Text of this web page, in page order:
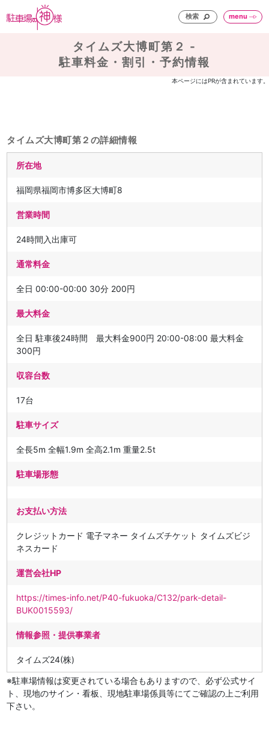
検索 menu
タイムズ大博町第２ -
駐車料金・割引・予約情報
本ページにはPRが含まれています。
タイムズ大博町第２の詳細情報
所在地
福岡県福岡市博多区大博町8
営業時間
24時間入出庫可
通常料金
全日 00:00-00:00 30分 200円
最大料金
全日 駐車後24時間 最大料金900円 20:00-08:00 最大料金
300円
収容台数
17台
駐車サイズ
全長5m 全幅1.9m 全高2.1m 重量2.5t
駐車場形態
お支払い方法
クレジットカード 電子マネー タイムズチケット タイムズビジ
ネスカード
運営会社HP
https://times-info.net/P40-fukuoka/C132/park-detail-
BUK0015593/
情報参照・提供事業者
タイムズ24(株)
※駐車場情報は変更されている場合もありますので、必ず公式サイ
ト、現地のサイン・看板、現地駐車場係員等にてご確認の上ご利用
下さい。